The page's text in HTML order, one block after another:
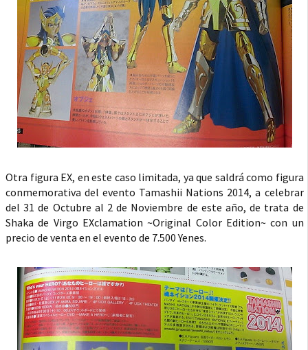
Otra figura EX, en este caso limitada, ya que saldrá como figura
conmemorativa del evento Tamashii Nations 2014, a celebrar
del 31 de Octubre al 2 de Noviembre de este año, de trata de
Shaka de Virgo EXclamation ~Original Color Edition~ con un
precio de venta en el evento de 7.500 Yenes.